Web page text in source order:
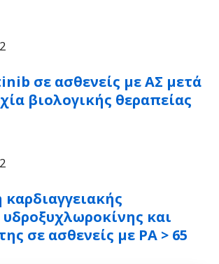
σε ασθενείς με ΑΣ μετά
βιολογικής θεραπείας
καρδιαγγειακής
και
σε ασθενείς με ΡΑ > 65